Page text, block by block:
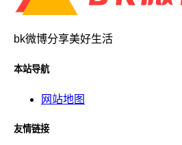
bk微博分享美好生活
本站导航
网站地图
友情链接